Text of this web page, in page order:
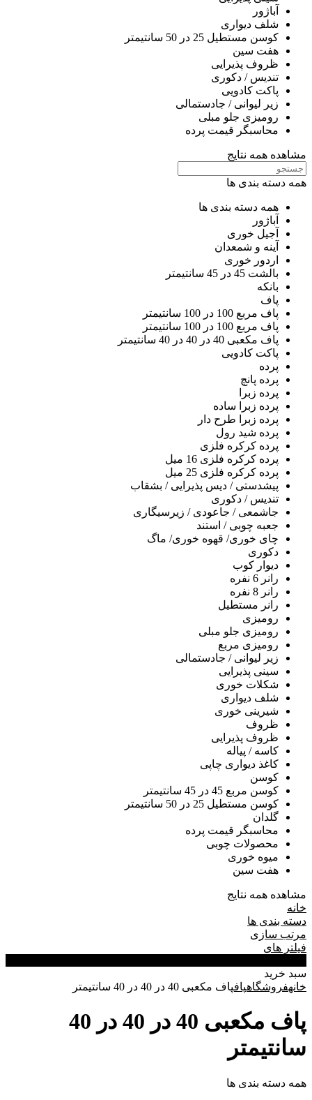
آباژور
شلف دیواری
کوسن مستطیل 25 در 50 سانتیمتر
هفت سین
ظروف پذیرایی
تندیس / دکوری
پاکت کادویی
زیر لیوانی / جادستمالی
رومیزی جلو مبلی
محاسبگر قیمت پرده
مشاهده همه نتایج
همه دسته بندی ها
همه دسته بندی ها
آباژور
آجیل خوری
آینه و شمعدان
اردور خوری
بالشت 45 در 45 سانتیمتر
بانکه
پاف
پاف مربع 100 در 100 سانتیمتر
پاف مربع 100 در 100 سانتیمتر
پاف مکعبی 40 در 40 در 40 سانتیمتر
پاکت کادویی
پرده
پرده پانچ
پرده زبرا
پرده زبرا ساده
پرده زبرا طرح دار
پرده شید رول
پرده کرکره فلزی
پرده کرکره فلزی 16 میل
پرده کرکره فلزی 25 میل
پیشدستی / دیس پذیرایی / بشقاب
تندیس / دکوری
جاشمعی / جاعودی / زیرسیگاری
جعبه چوبی / استند
چای خوری/ قهوه خوری/ ماگ
دکوری
دیوار کوب
رانر 6 نفره
رانر 8 نفره
رانر مستطیل
رومیزی
رومیزی جلو مبلی
رومیزی مربع
زیر لیوانی / جادستمالی
سینی پذیرایی
شکلات خوری
شلف دیواری
شیرینی خوری
ظروف
ظروف پذیرایی
کاسه / پیاله
کاغذ دیواری چاپی
کوسن
کوسن مربع 45 در 45 سانتیمتر
کوسن مستطیل 25 در 50 سانتیمتر
گلدان
محاسبگر قیمت پرده
محصولات چوبی
میوه خوری
هفت سین
مشاهده همه نتایج
خانه
دسته بندی ها
مرتب سازی
فیلتر های
سبد خرید
خانهفروشگاهپافپاف مکعبی 40 در 40 در 40 سانتیمتر
پاف مکعبی 40 در 40 در 40
سانتیمتر
همه دسته بندی ها